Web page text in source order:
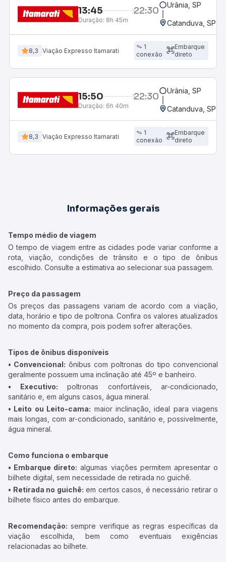
13:45 22:30
Duração: 8h 45m
Urânia, SP
Catanduva, SP -
8,3 Viação Expresso Itamarati
1
conexão
Embarque
direto
15:50 22:30
Duração: 6h 40m
Urânia, SP
Catanduva, SP -
8,3 Viação Expresso Itamarati
1
conexão
Embarque
direto
Informações gerais
Tempo médio de viagem
O tempo de viagem entre as cidades pode variar conforme a
rota, viação, condições de trânsito e o tipo de ônibus
escolhido. Consulte a estimativa ao selecionar sua passagem.
Preço da passagem
Os preços das passagens variam de acordo com a viação,
data, horário e tipo de poltrona. Confira os valores atualizados
no momento da compra, pois podem sofrer alterações.
Tipos de ônibus disponíveis
• Convencional: ônibus com poltronas do tipo convencional
geralmente possuem uma inclinação até 45º e banheiro.
• Executivo: poltronas confortáveis, ar-condicionado,
sanitário e, em alguns casos, água mineral.
• Leito ou Leito-cama: maior inclinação, ideal para viagens
mais longas, com ar-condicionado, sanitário e, possivelmente,
água mineral.
Como funciona o embarque
• Embarque direto: algumas viações permitem apresentar o
bilhete digital, sem necessidade de retirada no guichê.
• Retirada no guichê: em certos casos, é necessário retirar o
bilhete físico antes do embarque.
Recomendação: sempre verifique as regras específicas da
viação escolhida, bem como eventuais exigências
relacionadas ao bilhete.